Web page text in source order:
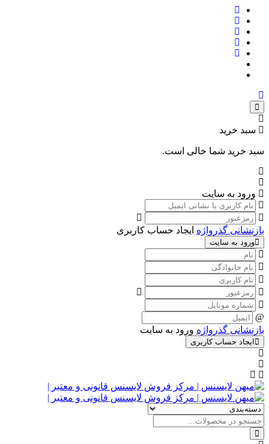
سبد خرید
سبد خرید شما خالی است.
ورود به سایت
بازنشانی گذرواژه ایجاد حساب کاربری
ورود به سایت
بازنشانی گذرواژه ورود به سایت
ایجاد حساب کاربری